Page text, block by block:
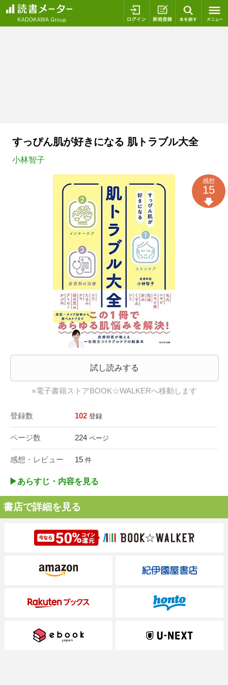
ログイン 新規登録
すっぴん肌が好きになる 肌トラブル大全
小林智子
試し読みする
※電子書籍ストアBOOK☆WALKERへ移動します
登録数 102 登録
ページ数 224 ページ
感想・レビュー 15 件
感想
15
▶︎あらすじ・内容を見る
書店で詳細を見る